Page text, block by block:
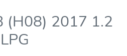
(H08) 2017 1.2
LPG